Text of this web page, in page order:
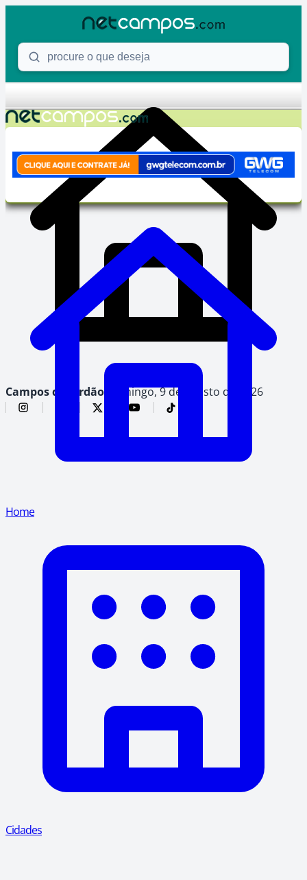
Procure o que deseja
Campos do Jordão, domingo, 9 de agosto de 2026
Home
Cidades